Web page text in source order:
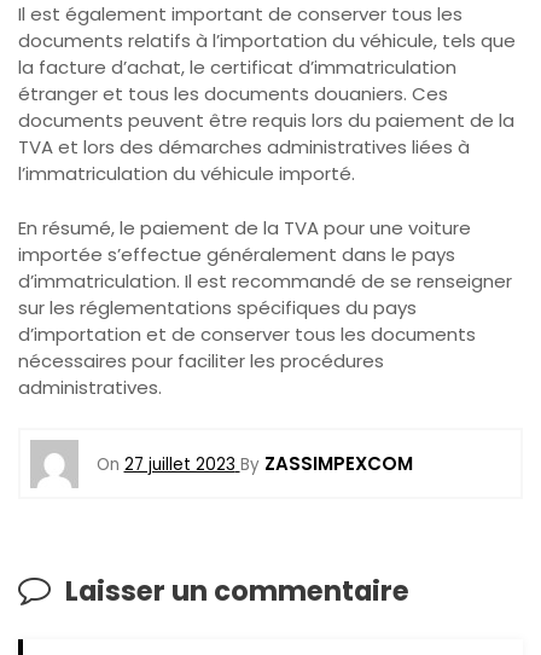
Il est également important de conserver tous les
documents relatifs à l’importation du véhicule, tels que
la facture d’achat, le certificat d’immatriculation
étranger et tous les documents douaniers. Ces
documents peuvent être requis lors du paiement de la
TVA et lors des démarches administratives liées à
l’immatriculation du véhicule importé.
En résumé, le paiement de la TVA pour une voiture
importée s’effectue généralement dans le pays
d’immatriculation. Il est recommandé de se renseigner
sur les réglementations spécifiques du pays
d’importation et de conserver tous les documents
nécessaires pour faciliter les procédures
administratives.
On 27 juillet 2023 By ZASSIMPEXCOM
Laisser un commentaire